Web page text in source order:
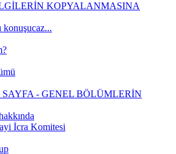
KOPYALANMASINA
konuşucaz...
- GENEL BÖLÜMLERİN
İcra Komitesi